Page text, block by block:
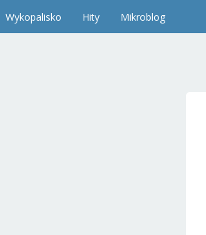
Wykopalisko Hity Mikroblog